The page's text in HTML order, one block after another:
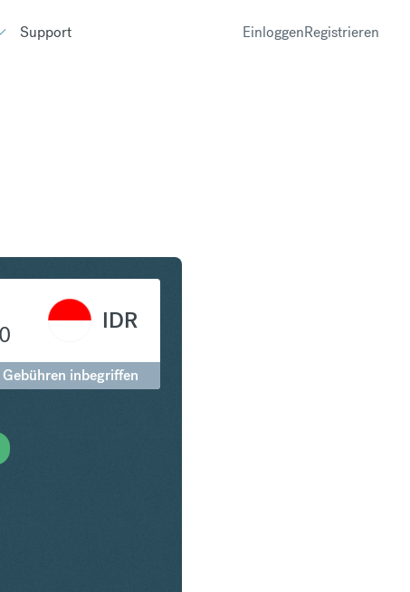
Support EinloggenRegistrieren
IDR
inbegriffen